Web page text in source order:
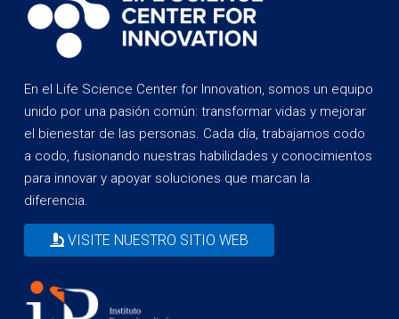
En el Life Science Center for Innovation, somos un equipo
unido por una pasión común: transformar vidas y mejorar
el bienestar de las personas. Cada día, trabajamos codo
a codo, fusionando nuestras habilidades y conocimientos
para innovar y apoyar soluciones que marcan la
diferencia.
VISITE NUESTRO SITIO WEB